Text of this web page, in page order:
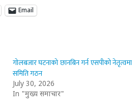
Email
गोलबजार घटनाको छानबिन गर्न एसपीको नेतृत्वमा
समिति गठन
July 30, 2026
In "मुख्य समाचार"